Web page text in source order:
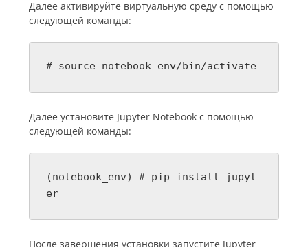
Далее активируйте виртуальную среду с помощью
следующей команды:
# source notebook_env/bin/activate
Далее установите Jupyter Notebook с помощью
следующей команды:
(notebook_env) # pip install jupyt
er
После завершения установки запустите Jupyter